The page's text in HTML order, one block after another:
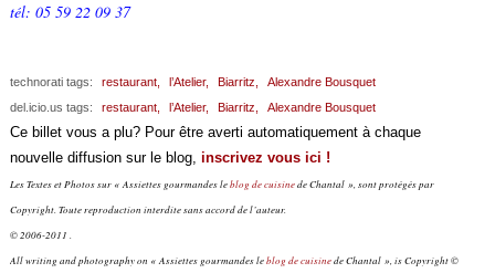
tél: 05 59 22 09 37
technorati tags: restaurant, l’Atelier, Biarritz,
Alexandre Bousquet
del.icio.us tags:
restaurant, l’Atelier, Biarritz, Alexandre Bousquet
Ce billet vous a plu? Pour être averti automatiquement à chaque
nouvelle diffusion sur le blog, inscrivez vous ici !
Les Textes et Photos sur « Assiettes gourmandes leblog de cuisinede Chantal », sont protégés par
Copyright. Toute reproduction interdite sans accord de l’auteur.
© 2006-2011 .
All writing and photography on « Assiettes gourmandes leblog de cuisinede Chantal », is Copyright ©